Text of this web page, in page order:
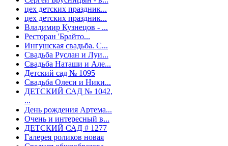
цех детских праздник...
цех детских праздник...
Владимир Кузнецов - ...
Ресторан 'Брайто...
Ингушская свадьба. С...
Свадьба Руслан и Луи...
Свадьба Наташи и Але...
Детский сад № 1095
Свадьба Олеси и Ники...
ДЕТСКИЙ САД № 1042,
...
День рождения Артема...
Очень и интересный в...
ДЕТСКИЙ САД # 1277
Галерея роликов новая